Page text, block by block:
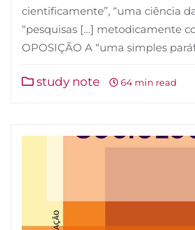
cientificamente”, “uma ciência
“pesquisas […] metodicamente
OPOSIÇÃO A “uma simples
study note 64 min read